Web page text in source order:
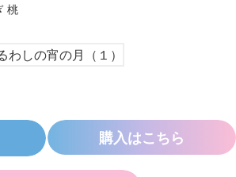
桃
購入はこちら